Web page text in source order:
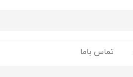
تماس باما